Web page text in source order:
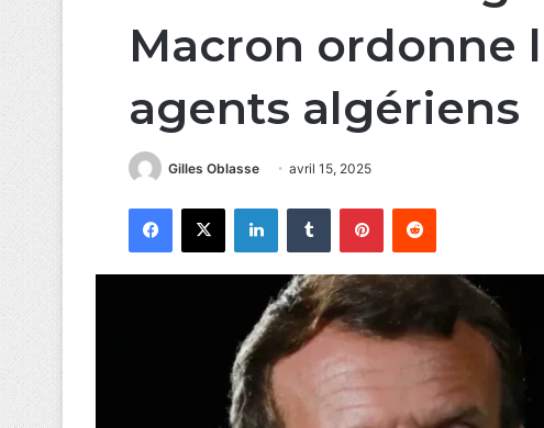
Macron ordonne
agents algériens
Gilles Oblasse avril 15, 2025
Facebook
X LinkedinTumblr PinterestReddit